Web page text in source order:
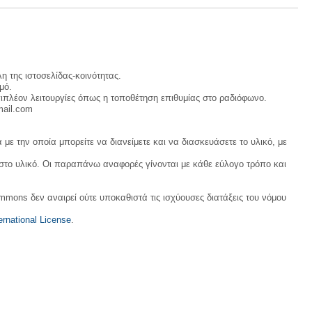
ιστοσελίδας-κοινότητας.
λειτουργίες όπως η τοποθέτηση επιθυμίας στο ραδιόφωνο.
οποία μπορείτε να διανείμετε και να διασκευάσετε το υλικό, με
υλικό. Οι παραπάνω αναφορές γίνονται με κάθε εύλογο τρόπο και
δεν αναιρεί ούτε υποκαθιστά τις ισχύουσες διατάξεις του νόμου
License.